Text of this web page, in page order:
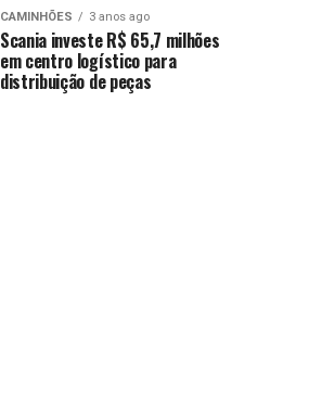
CAMINHÕES 3 anos ago
Scania investe R$ 65,7 milhões
em centro logístico para
distribuição de peças